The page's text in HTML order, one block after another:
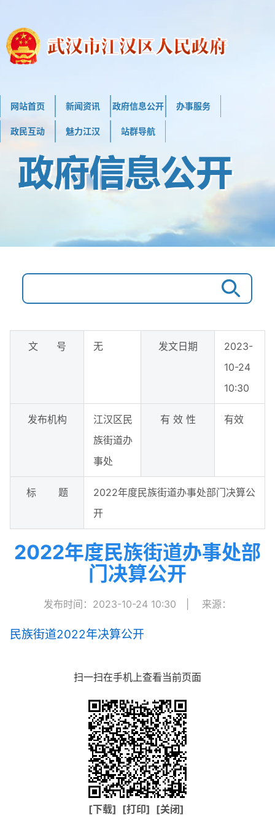
网站首页 新闻资讯 政府信息公开 办事服务
政民互动 魅力江汉 站群导航
文 号 无 发文日期
2023-
10-24
10:30
发布机构
江汉区民
族街道办
事处
有 效 性 有效
标 题
2022年度民族街道办事处部门决算公
开
2022年度民族街道办事处部
门决算公开
发布时间：2023-10-24 10:30 来源：
民族街道2022年决算公开
扫一扫在手机上查看当前页面
[下载] [打印] [关闭]